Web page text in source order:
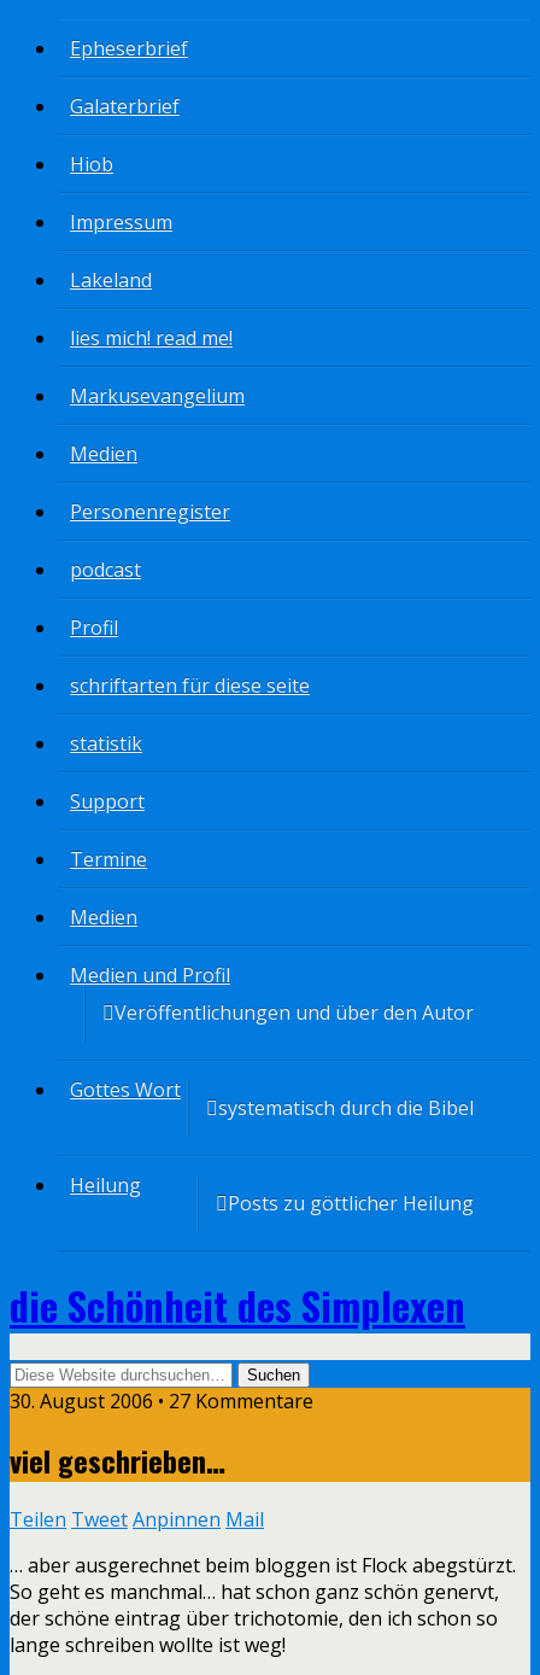
Epheserbrief
Galaterbrief
Hiob
Impressum
Lakeland
lies mich! read me!
Markusevangelium
Medien
Personenregister
podcast
Profil
schriftarten für diese seite
statistik
Support
Termine
Medien
Medien und Profil
Veröffentlichungen und über den Autor
Gottes Wort
systematisch durch die Bibel
Heilung
Posts zu göttlicher Heilung
die Schönheit des Simplexen
30. August 2006 • 27 Kommentare
viel geschrieben…
Teilen TweetAnpinnen Mail
… aber ausgerechnet beim bloggen ist Flock abegstürzt.
So geht es manchmal… hat schon ganz schön genervt,
der schöne eintrag über trichotomie, den ich schon so
lange schreiben wollte ist weg!